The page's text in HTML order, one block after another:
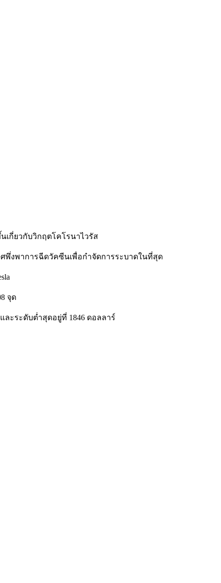
เกี่ยวกับวิกฤตโคโรนาไวรัส
พึ่งพาการฉีดวัคซีนเพื่อกำจัดการระบาดในที่สุด
จุด
ละระดับต่ำสุดอยู่ที่ 1846 ดอลลาร์